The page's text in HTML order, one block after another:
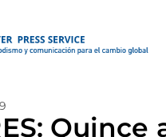
Quince